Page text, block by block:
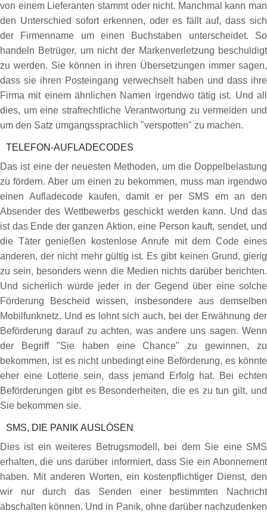
von einem Lieferanten stammt oder nicht. Manchmal kann man
den Unterschied sofort erkennen, oder es fällt auf, dass sich
der Firmenname um einen Buchstaben unterscheidet. So
handeln Betrüger, um nicht der Markenverletzung beschuldigt
zu werden. Sie können in ihren Übersetzungen immer sagen,
dass sie ihren Posteingang verwechselt haben und dass ihre
Firma mit einem ähnlichen Namen irgendwo tätig ist. Und all
dies, um eine strafrechtliche Verantwortung zu vermeiden und
um den Satz umgangssprachlich "verspotten" zu machen.
TELEFON-AUFLADECODES
Das ist eine der neuesten Methoden, um die Doppelbelastung
zu fördern. Aber um einen zu bekommen, muss man irgendwo
einen Aufladecode kaufen, damit er per SMS em an den
Absender des Wettbewerbs geschickt werden kann. Und das
ist das Ende der ganzen Aktion, eine Person kauft, sendet, und
die Täter genießen kostenlose Anrufe mit dem Code eines
anderen, der nicht mehr gültig ist. Es gibt keinen Grund, gierig
zu sein, besonders wenn die Medien nichts darüber berichten.
Und sicherlich würde jeder in der Gegend über eine solche
Förderung Bescheid wissen, insbesondere aus demselben
Mobilfunknetz. Und es lohnt sich auch, bei der Erwähnung der
Beförderung darauf zu achten, was andere uns sagen. Wenn
der Begriff "Sie haben eine Chance" zu gewinnen, zu
bekommen, ist es nicht unbedingt eine Beförderung, es könnte
eher eine Lotterie sein, dass jemand Erfolg hat. Bei echten
Beförderungen gibt es Besonderheiten, die es zu tun gilt, und
Sie bekommen sie.
SMS, DIE PANIK AUSLÖSEN
Dies ist ein weiteres Betrugsmodell, bei dem Sie eine SMS
erhalten, die uns darüber informiert, dass Sie ein Abonnement
haben. Mit anderen Worten, ein kostenpflichtiger Dienst, den
wir nur durch das Senden einer bestimmten Nachricht
abschalten können. Und in Panik, ohne darüber nachzudenken